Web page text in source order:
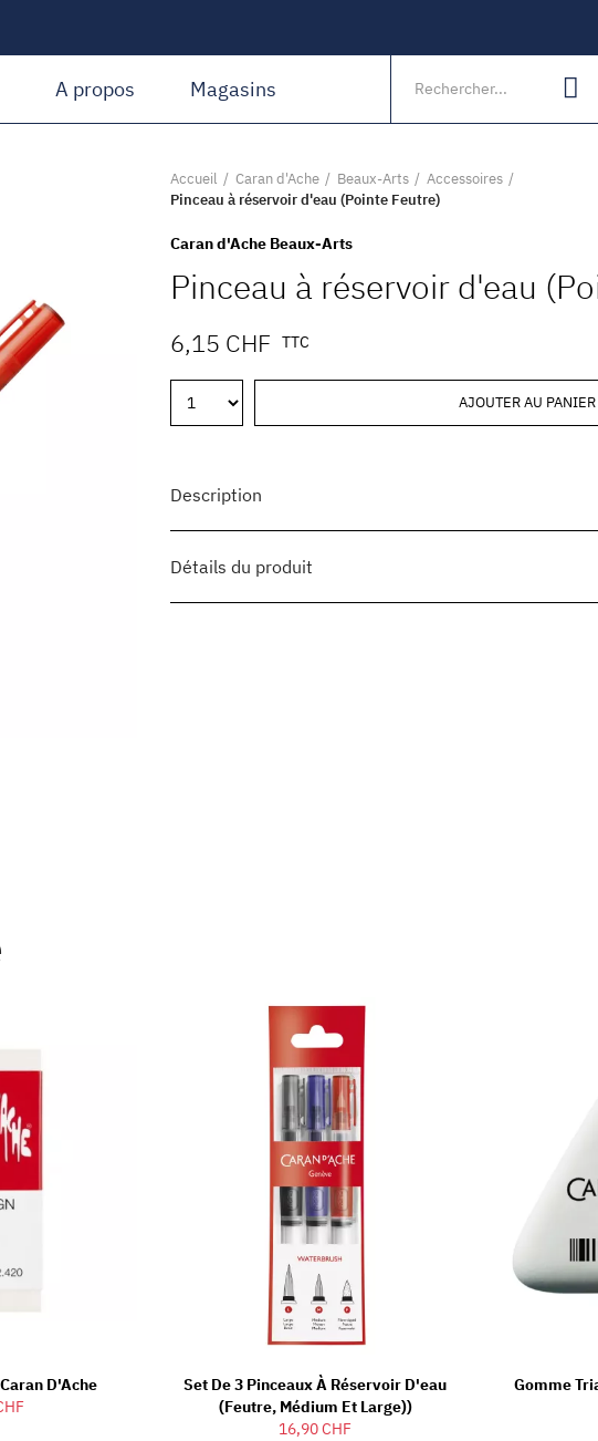
A propos Magasins
Accueil Caran d'Ache Beaux-Arts
Accessoires
Pinceau à réservoir d'eau (Pointe Feutre)
Caran d'Ache Beaux-Arts
Pinceau à réservoir d'eau
6,15 CHF TTC
AJOUTER AU PANIER
Description
Détails du produit
D'Ache
Set De 3 Pinceaux À Réservoir D'eau
(Feutre, Médium Et Large))
16,90 CHF
Gomme